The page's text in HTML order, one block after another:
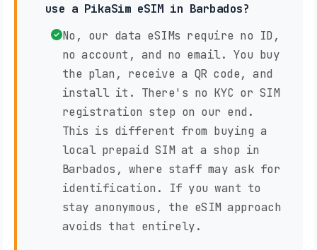
use a PikaSim eSIM in Barbados?
No, our data eSIMs require no ID,
no account, and no email. You buy
the plan, receive a QR code, and
install it. There's no KYC or SIM
registration step on our end.
This is different from buying a
local prepaid SIM at a shop in
Barbados, where staff may ask for
identification. If you want to
stay anonymous, the eSIM approach
avoids that entirely.